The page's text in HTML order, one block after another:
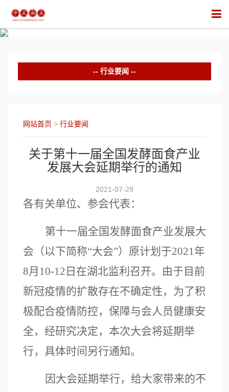
行业要闻
网站首页 > 行业要闻
关于第十一届全国发酵面食产业
发展大会延期举行的通知
2021-07-29
各有关单位、参会代表：
第十一届全国发酵面食产业发展大
会（以下简称“大会”） 原计划于2021年
8月 10-12 日在湖北监利 召开。 由于目前
新冠疫情的扩散存在不确定性，为了积
极配合疫情防控， 保障与会人员健康安
全， 经研究决定，本次大会将延期举
行， 具体时间另行通知。
因大会延期举行，给大家带来的不